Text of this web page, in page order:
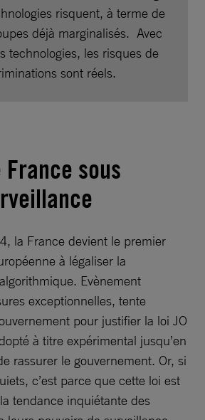
risquent, à terme de
déjà marginalisés. Avec
technologies, les risques de
sont réels.
France sous
la France devient le premier
à légaliser la
Evènement
exceptionnelles, tente
pour justifier la loi JO
à titre expérimental jusqu’en
rassurer le gouvernement. Or, si
c’est parce que cette loi est
tendance inquiétante des